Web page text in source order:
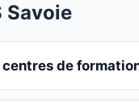
Savoie
de